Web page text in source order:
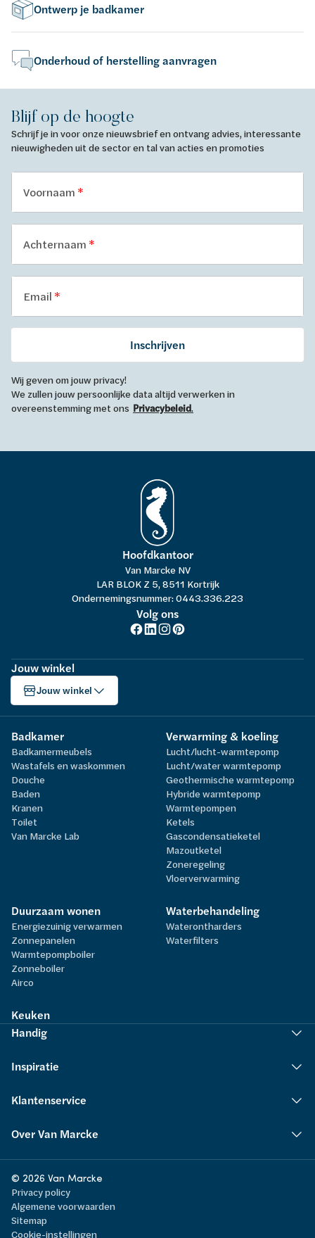
Ontwerp je badkamer
Onderhoud of herstelling aanvragen
Blijf op de hoogte
Schrijf je in voor onze nieuwsbrief en ontvang advies, interessante
nieuwigheden uit de sector en tal van acties en promoties
Voornaam
Achternaam
Email
Inschrijven
Wij geven om jouw privacy!
We zullen jouw persoonlijke data altijd verwerken in
overeenstemming met ons Privacybeleid.
Hoofdkantoor
Van Marcke NV
LAR BLOK Z 5, 8511 Kortrijk
Ondernemingsnummer: 0443.336.223
Volg ons
Jouw winkel
Jouw winkel
Badkamer
Badkamermeubels
Wastafels en waskommen
Douche
Baden
Kranen
Toilet
Van Marcke Lab
Verwarming & koeling
Lucht/lucht-warmtepomp
Lucht/water warmtepomp
Geothermische warmtepomp
Hybride warmtepomp
Warmtepompen
Ketels
Gascondensatieketel
Mazoutketel
Zoneregeling
Vloerverwarming
Duurzaam wonen
Energiezuinig verwarmen
Zonnepanelen
Warmtepompboiler
Zonneboiler
Airco
Waterbehandeling
Waterontharders
Waterfilters
Keuken
Handig
Inspiratie
Klantenservice
Over Van Marcke
© 2026 Van Marcke
Privacy policy
Algemene voorwaarden
Sitemap
Cookie-instellingen